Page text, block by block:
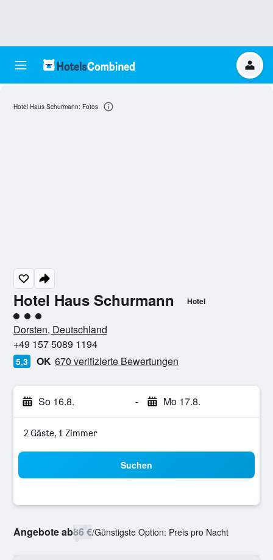
Hotel Haus Schurmann Hotel
Bewertungskategorie 3
Dorsten, Deutschland
+49 157 5089 1194
5,3 OK 670 verifizierte Bewertungen
So 16.8. - Mo 17.8.
2 Gäste, 1 Zimmer
Suchen
Angebote ab86 €/Günstigste Option: Preis pro Nacht
Hotel Haus Schurmann: Fotos